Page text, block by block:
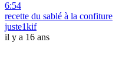
6:54
recette du sablé à la confiture
juste1kif
il y a 16 ans